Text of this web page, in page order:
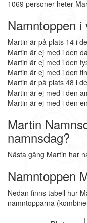
1069 personer heter
Namntoppen
Martin är på plats 14 i
Martin är ej med i den
Martin är ej med i den
Martin är ej med i den
Martin är på plats 48 i
Martin är ej med i den
Martin är ej med i den
Martin
namnsdag?
Nästa gång Martin har
Namntoppen
Nedan finns tabell hur
namntopparna